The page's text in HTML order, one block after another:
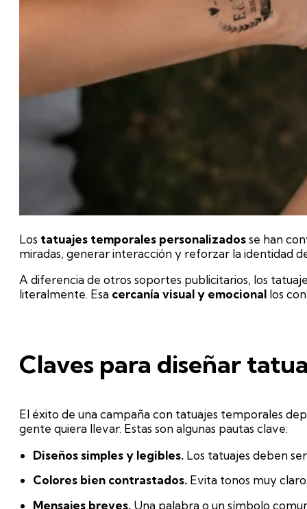
Los tatuajes temporales personalizadosse han
miradas, generar interacción y reforzar la identidad
A diferencia de otros soportes publicitarios, los
literalmente. Esa cercanía visual y emocional los
Claves para diseñar
El éxito de una campaña con tatuajes temporales
gente quiera llevar. Estas son algunas pautas clave:
Diseños simples y legibles. Los tatuajes deben
Colores bien contrastados. Evita tonos muy
Mensajes breves. Una palabra o un símbolo